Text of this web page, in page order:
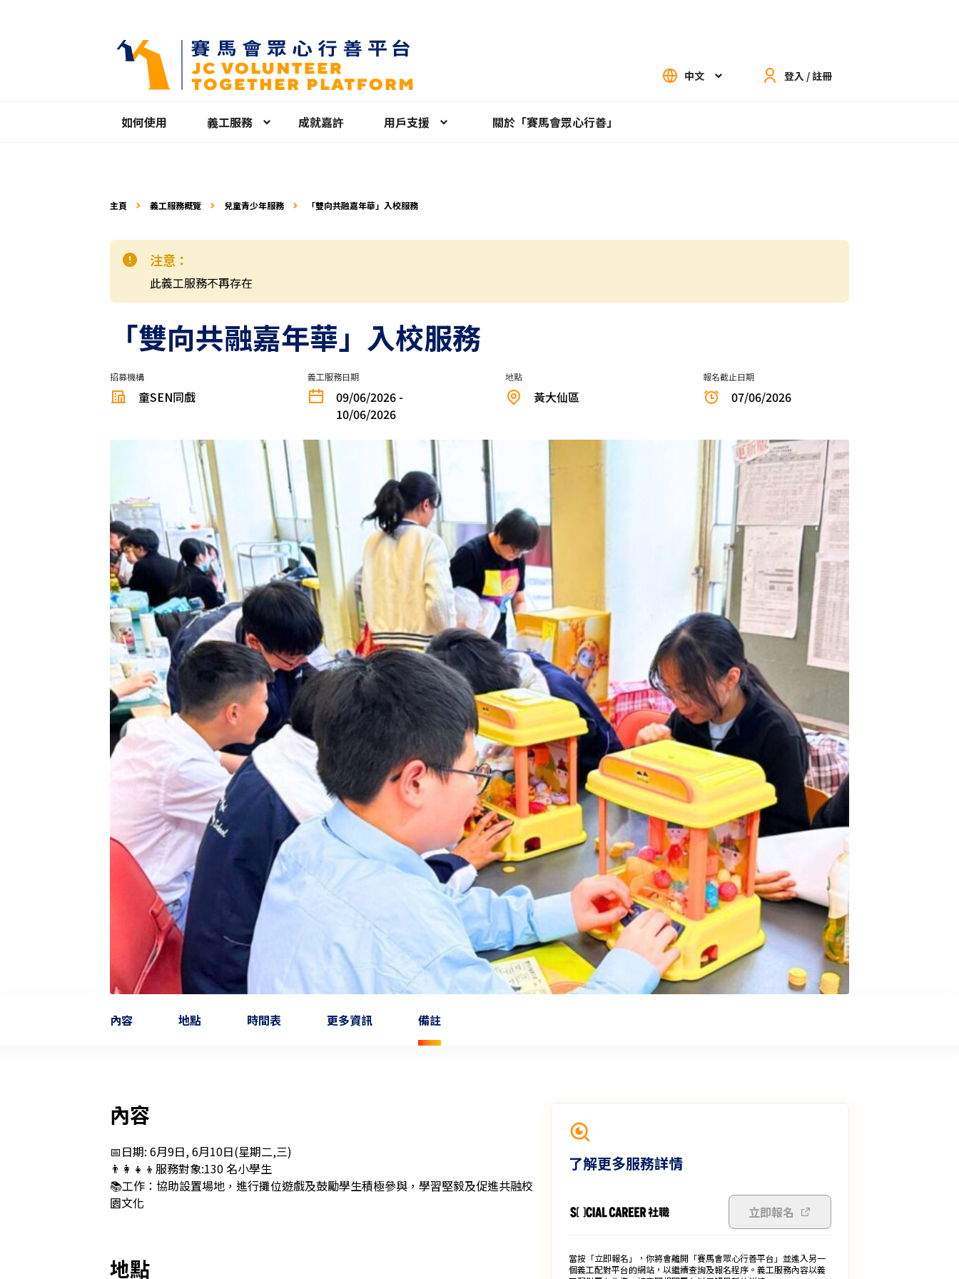
中文 登入 / 註冊
如何使用 義工服務 成就嘉許 用戶支援 關於「賽馬會眾心行善」
主頁 義工服務概覽 兒童青少年服務 「雙向共融嘉年華」入校服務
注意：
此義工服務不再存在
「雙向共融嘉年華」入校服務
招募機構
童SEN同戲
義工服務日期
09/06/2026 -
10/06/2026
地點
黃大仙區
報名截止日期
07/06/2026
內容 地點 時間表 更多資訊 備註
內容
📅日期: 6月9日, 6月10日(星期二,三)
👨‍👩‍👧‍👦服務對象:130 名小學生
📚工作：協助設置場地，進行攤位遊戲及鼓勵學生積極參與，學習堅毅及促進共融校
園文化
地點
了解更多服務詳情
立即報名
當按「立即報名」，你將會離開「賽馬會眾心行善平台」並進入另一
個義工配對平台的網站，以繼續查詢及報名程序。義工服務內容以義